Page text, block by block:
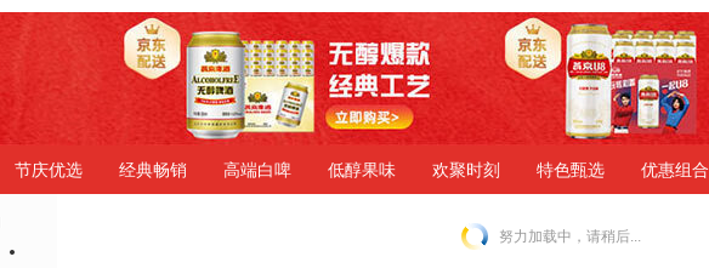
节庆优选 经典畅销 高端白啤 低醇果味 欢聚时刻 特色甄选 优惠组合
努力加载中，请稍后...